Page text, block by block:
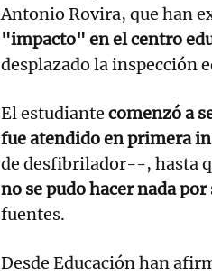
Antonio Rovira, que han
"impacto" en el centro
desplazado la inspección
El estudiante comenzó a
fue atendido en primera
de desfibrilador--, hasta
no se pudo hacer nada
fuentes.
Desde Educación han